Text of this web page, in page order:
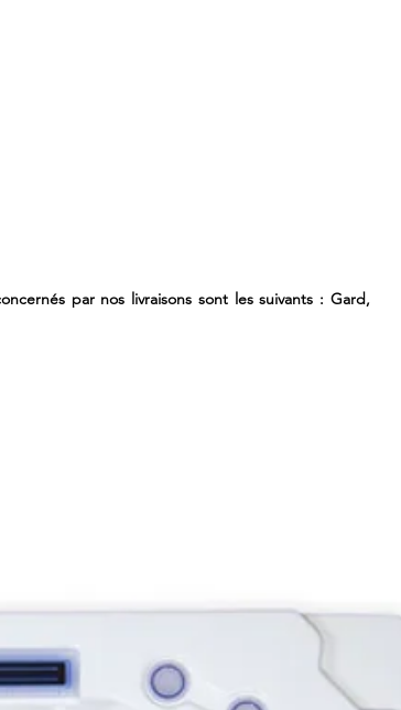
par nos livraisons sont les suivants : Gard,